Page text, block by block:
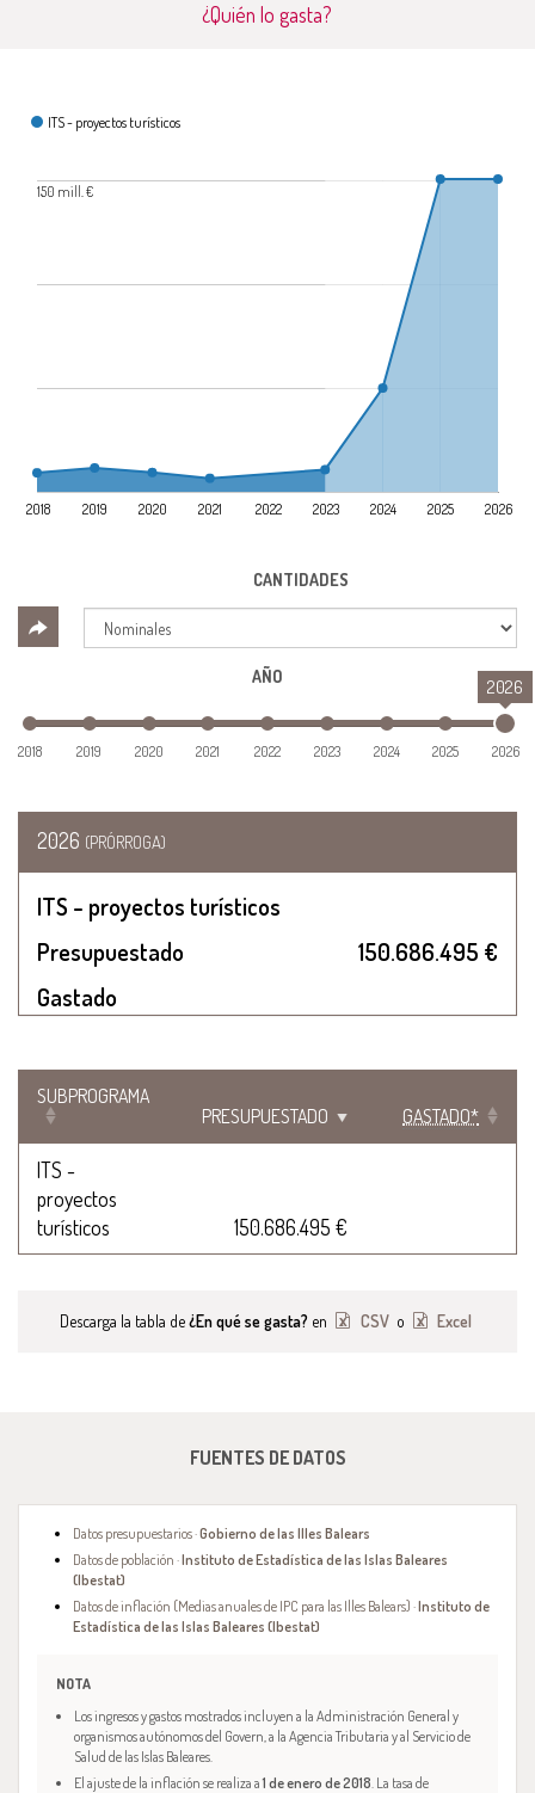
¿Quién lo gasta?
¿En qué se gasta?
ITS - proyectos turísticos
2018 2019 2020 2021 2022 2023 2024 2025 2026
150 mill. €
CANTIDADES
AÑO 2026
2018 2019 2020 2021 2022 2023 2024 2025 2026
2026 (PRÓRROGA)
ITS - proyectos turísticos
Presupuestado
150.686.495 €
Gastado
SUBPROGRAMA
PRESUPUESTADO
GASTADO*
ITS -
proyectos
turísticos
150.686.495 €
Descarga la tabla de¿En qué se gasta?en CSV o Excel
FUENTES DE DATOS
Datos presupuestarios ·Gobierno de las Illes Balears
Datos de población ·Instituto de Estadística de las Islas Baleares
(Ibestat)
Datos de inflación (Medias anuales de IPC para las Illes Balears) ·Instituto de
Estadística de las Islas Baleares (Ibestat)
NOTA
Los ingresos y gastos mostrados incluyen a la Administración General y
organismos autónomos del Govern, a la Agencia Tributaria y al Servicio de
Salud de las Islas Baleares.
El ajuste de la inflación se realiza a1 de enero de 2018. La tasa de